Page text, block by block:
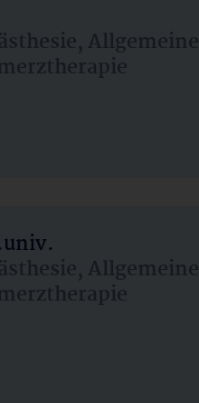
Allgemeine
Allgemeine